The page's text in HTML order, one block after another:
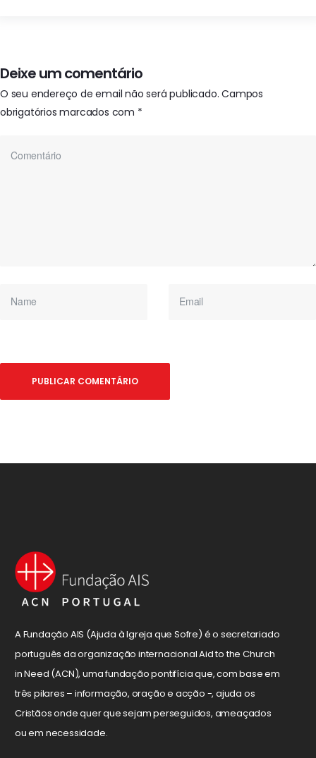
Deixe um comentário
O seu endereço de email não será publicado. Campos
obrigatórios marcados com *
A Fundação AIS (Ajuda à Igreja que Sofre) é o secretariado
português da organização internacional Aid to the Church
in Need (ACN), uma fundação pontifícia que, com base em
três pilares – informação, oração e acção -, ajuda os
Cristãos onde quer que sejam perseguidos, ameaçados
ou em necessidade.